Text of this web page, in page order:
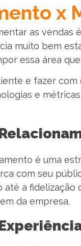
x
as
muito bem
essa área
e fazer
e
é uma
com seu
até a
da empresa.